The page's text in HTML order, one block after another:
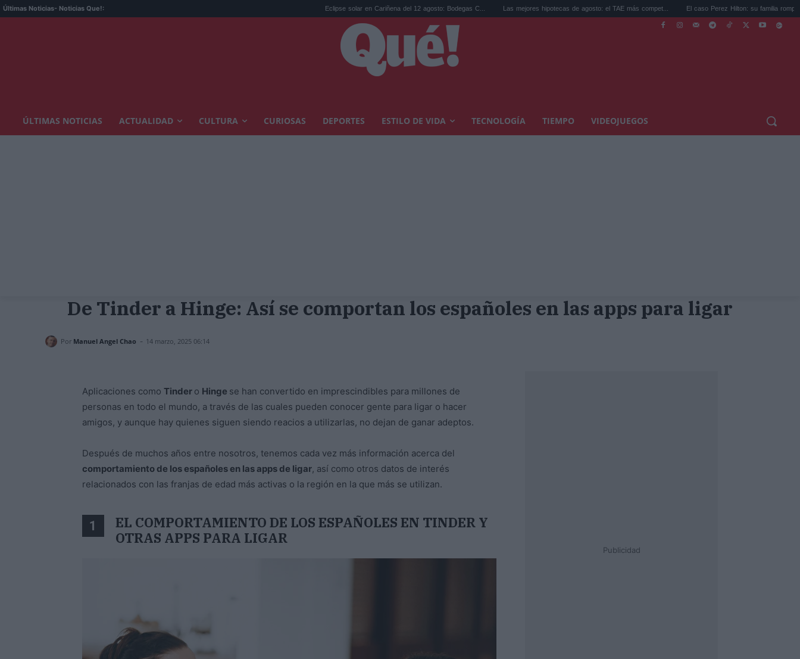
Últimas Noticias- Noticias Que!: Eclipse solar en Cariñena del 12 agosto: Bodegas C... Las mejores hipotecas de agosto: el TAE más compet... El caso Perez Hilton: su familia rompe el
ÚLTIMAS NOTICIAS ACTUALIDAD CULTURA CURIOSAS DEPORTES ESTILO DE VIDA TECNOLOGÍA TIEMPO VIDEOJUEGOS
De Tinder a Hinge: Así se comportan los españoles en las apps para ligar
Por Manuel Angel Chao - 14 marzo, 2025 06:14
Aplicaciones como Tinder o Hinge se han convertido en imprescindibles para millones de
personas en todo el mundo, a través de las cuales pueden conocer gente para ligar o hacer
amigos, y aunque hay quienes siguen siendo reacios a utilizarlas, no dejan de ganar adeptos.
Después de muchos años entre nosotros, tenemos cada vez más información acerca del
comportamiento de los españoles en las apps de ligar, así como otros datos de interés
relacionados con las franjas de edad más activas o la región en la que más se utilizan.
1
EL COMPORTAMIENTO DE LOS ESPAÑOLES EN TINDER Y
OTRAS APPS PARA LIGAR
Publicidad